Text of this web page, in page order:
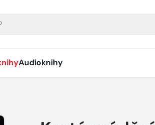
Audioknihy